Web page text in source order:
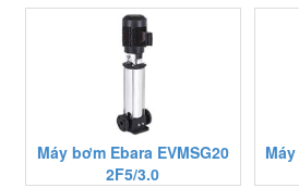
Máy bơm Ebara EVMSG20
2F5/3.0